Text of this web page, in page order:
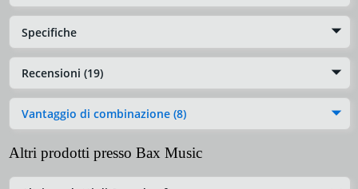
Specifiche
Recensioni (19)
Vantaggio di combinazione (8)
Altri prodotti presso Bax Music